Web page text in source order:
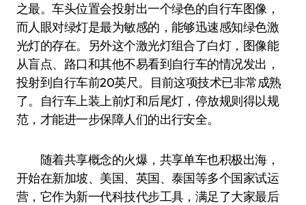
之最。车头位置会投射出一个绿色的自行车图像，
而人眼对绿灯是最为敏感的，能够迅速感知绿色激
光灯的存在。另外这个激光灯组合了白灯，图像能
从盲点、路口和其他不易看到自行车的情况发出，
投射到自行车前20英尺。目前这项技术已非常成熟
了。自行车上装上前灯和后尾灯，停放规则得以规
范，才能进一步保障人们的出行安全。
随着共享概念的火爆，共享单车也积极出海，
开始在新加坡、美国、英国、泰国等多个国家试运
营，它作为新一代科技代步工具，满足了大家最后